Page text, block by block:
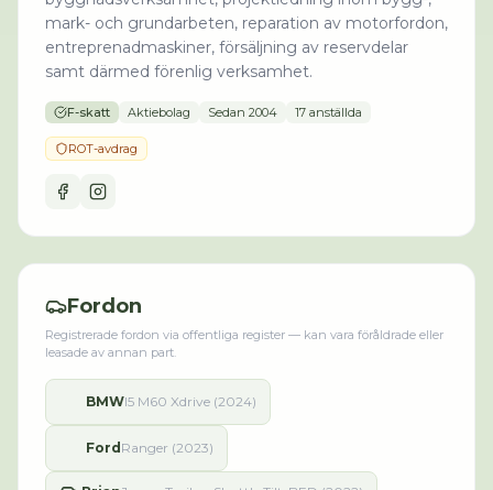
mark- och grundarbeten, reparation av motorfordon,
entreprenadmaskiner, försäljning av reservdelar
samt därmed förenlig verksamhet.
F-skatt Aktiebolag Sedan 2004 17 anställda
ROT-avdrag
Fordon
Registrerade fordon via offentliga register — kan vara föråldrade eller
leasade av annan part.
BMWI5 M60 Xdrive (2024)
Ford Ranger (2023)